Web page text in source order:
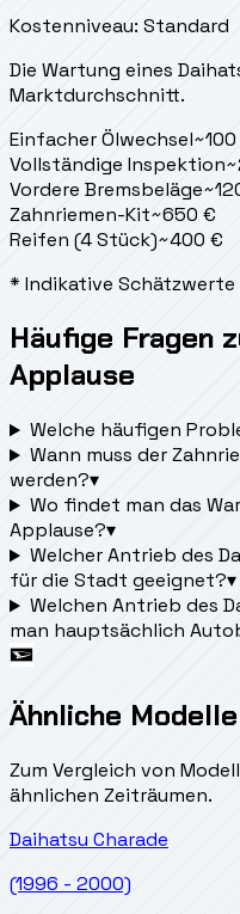
Kostenniveau: Standard
Die Wartung eines
Marktdurchschnitt.
Einfacher Ölwechsel~100
Vollständige Inspektion~
Vordere Bremsbeläge~
Zahnriemen-Kit~650 €
Reifen (4 Stück)~400 €
* Indikative
Häufige Fragen
Applause
Welche häufigen
Wann muss der
werden?▾
Wo findet man das
Applause?▾
Welcher Antrieb des
für die Stadt geeignet?▾
Welchen Antrieb des
man hauptsächlich
Ähnliche
Zum Vergleich von
ähnlichen Zeiträumen.
Daihatsu Charade
(1996 - 2000)